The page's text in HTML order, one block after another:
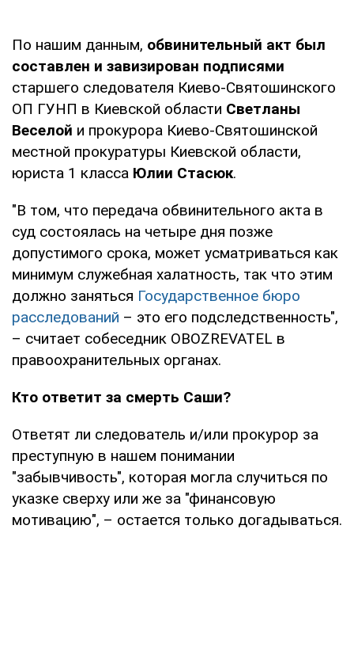
По нашим данным, обвинительный акт был
составлен и завизирован подписями
старшего следователя Киево-Святошинского
ОП ГУНП в Киевской области Светланы
Веселой и прокурора Киево-Святошинской
местной прокуратуры Киевской области,
юриста 1 класса Юлии Стасюк.
"В том, что передача обвинительного акта в
суд состоялась на четыре дня позже
допустимого срока, может усматриваться как
минимум служебная халатность, так что этим
должно заняться Государственное бюро
расследований – это его подследственность",
– считает собеседник OBOZREVATEL в
правоохранительных органах.
Кто ответит за смерть Саши?
Ответят ли следователь и/или прокурор за
преступную в нашем понимании
"забывчивость", которая могла случиться по
указке сверху или же за "финансовую
мотивацию", – остается только догадываться.